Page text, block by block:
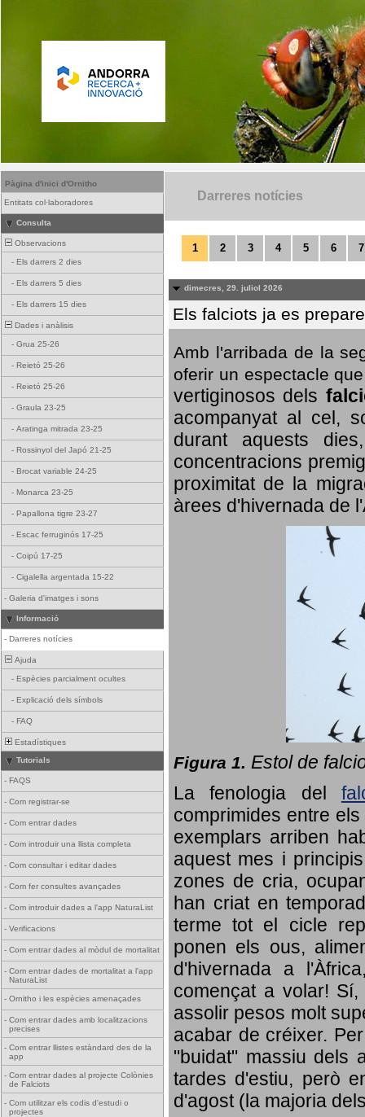
Pàgina d'inici d'Ornitho
Entitats col·laboradores
Consulta
Observacions
- Els darrers 2 dies
- Els darrers 5 dies
- Els darrers 15 dies
Dades i anàlisis
- Grua 25-26
- Reietó 25-26
- Reietó 25-26
- Graula 23-25
- Aratinga mitrada 23-25
- Rossinyol del Japó 21-25
- Brocat variable 24-25
- Monarca 23-25
- Papallona tigre 23-27
- Escac ferruginós 17-25
- Coipú 17-25
- Cigalella argentada 15-22
- Galeria d'imatges i sons
Informació
- Darreres notícies
Ajuda
- Espècies parcialment ocultes
- Explicació dels símbols
- FAQ
Estadístiques
Tutorials
- FAQS
- Com registrar-se
- Com entrar dades
- Com introduir una llista completa
- Com consultar i editar dades
- Com fer consultes avançades
- Com introduir dades a l'app NaturaList
- Verificacions
- Com entrar dades al mòdul de mortalitat
- Com entrar dades de mortalitat a l'app
NaturaList
- Ornitho i les espècies amenaçades
- Com entrar dades amb localitzacions
precises
- Com entrar llistes estàndard des de la
app
- Com entrar dades al projecte Colònies
de Falciots
- Com utilitzar els codis d'estudi o
projectes
Darreres notícies
1 2 3 4 5 6 7
dimecres, 29. juliol 2026
Els falciots ja es
Amb l'arribada de la
oferir un espectacle
vertiginosos dels
acompanyat al cel,
durant aquests
concentracions
proximitat de la
àrees d'hivernada de
Figura 1. Estol de
La fenologia del
comprimides entre
exemplars arriben
aquest mes i
zones de cria,
han criat en
terme tot el cicle
ponen els ous,
d'hivernada a
començat a volar!
assolir pesos molt
acabar de créixer.
"buidat" massiu dels
tardes d'estiu, però
d'agost (la majoria